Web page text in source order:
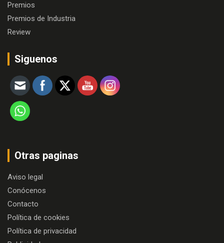
Premios
Premios de Industria
Review
Siguenos
Otras paginas
Aviso legal
Conócenos
Contacto
Política de cookies
Política de privacidad